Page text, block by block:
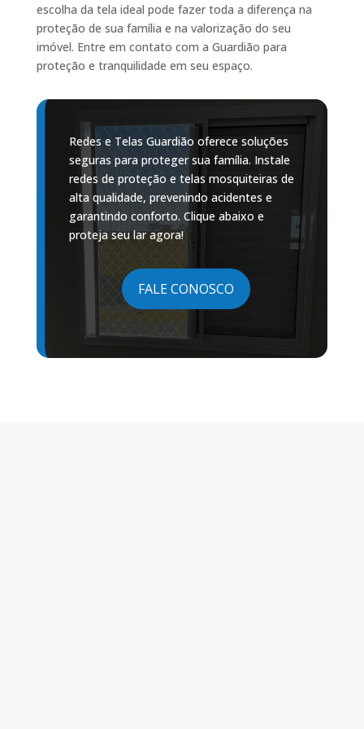
escolha da tela ideal pode fazer toda a diferença na
proteção de sua família e na valorização do seu
imóvel. Entre em contato com a Guardião para
proteção e tranquilidade em seu espaço.
Redes e Telas Guardião oferece soluções
seguras para proteger sua família. Instale
redes de proteção e telas mosquiteiras de
alta qualidade, prevenindo acidentes e
garantindo conforto. Clique abaixo e
proteja seu lar agora!
FALE CONOSCO